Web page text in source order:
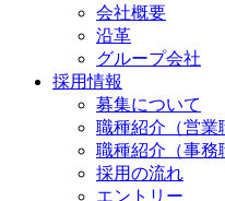
会社概要
沿革
グループ会社
採用情報
募集について
職種紹介（営業
職種紹介（事務
採用の流れ
エントリー